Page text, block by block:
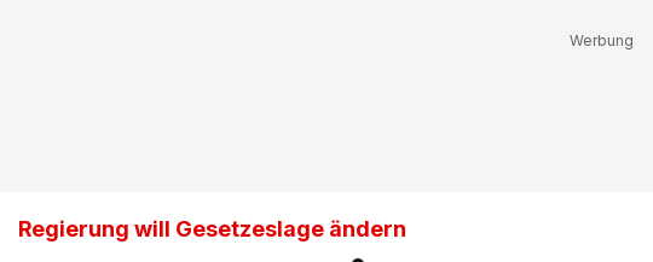
Regierung will Gesetzeslage ändern